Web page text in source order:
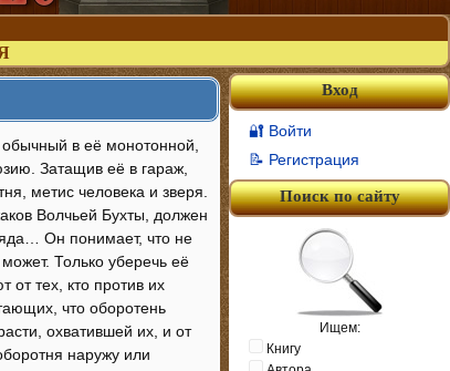
в её монотонной,
Затащив её в гараж,
метис человека и зверя.
Волчьей Бухты, должен
Он понимает, что не
Только уберечь её
тех, кто против их
что оборотень
охватившей их, и от
наружу или
Вход
🔐 Войти
📝 Регистрация
Поиск по сайту
Ищем:
Книгу